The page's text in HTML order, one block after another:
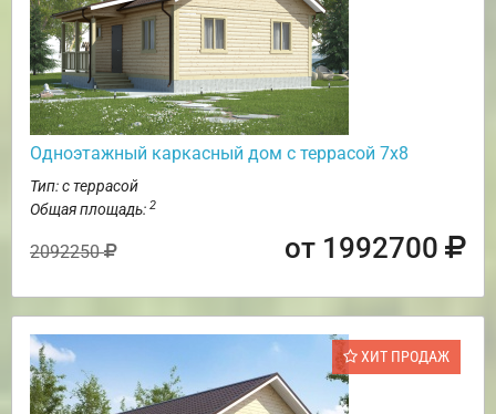
Одноэтажный каркасный дом с террасой 7х8
Тип: с террасой
Общая площадь: 2
2092250 от 1992700
ХИТ ПРОДАЖ